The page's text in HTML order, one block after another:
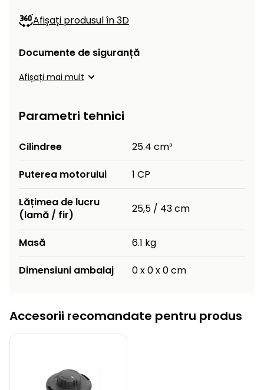
Afișați produsul în 3D
Documente de siguranță
Afișați mai mult
Parametri tehnici
Cilindree 25.4 cm³
Puterea motorului 1 CP
Lățimea de lucru
(lamă / fir)
25,5 / 43 cm
Masă 6.1 kg
Dimensiuni ambalaj 0 x 0 x 0 cm
Accesorii recomandate pentru produs